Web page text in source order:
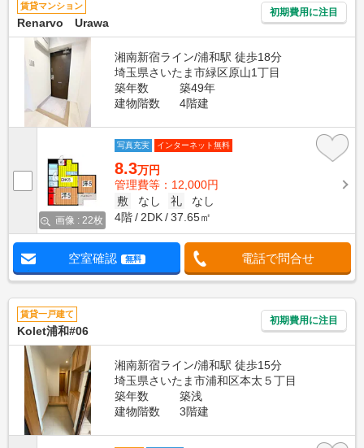
賃貸マンション
Renarvo Urawa
初期費用に注目
湘南新宿ライン/浦和駅 徒歩18分
埼玉県さいたま市緑区原山1丁目
築年数
築49年
建物階数
4階建
画像 : 22枚
写真充実 インターネット無料
8.3万円
管理費等：12,000円
敷
なし 礼
なし
4階
2DK 37.65㎡
空室確認 無料 電話で問合せ
賃貸一戸建て
Kolet浦和#06
初期費用に注目
湘南新宿ライン/浦和駅 徒歩15分
埼玉県さいたま市浦和区本太５丁目
築年数
築浅
建物階数
3階建